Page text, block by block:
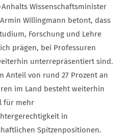
Anhalts Wissenschaftsminister
Willingmann betont, dass
Forschung und Lehre
prägen, bei Professuren
unterrepräsentiert sind.
Anteil von rund 27 Prozent an
im Land besteht weiterhin
für mehr
in
Spitzenpositionen.